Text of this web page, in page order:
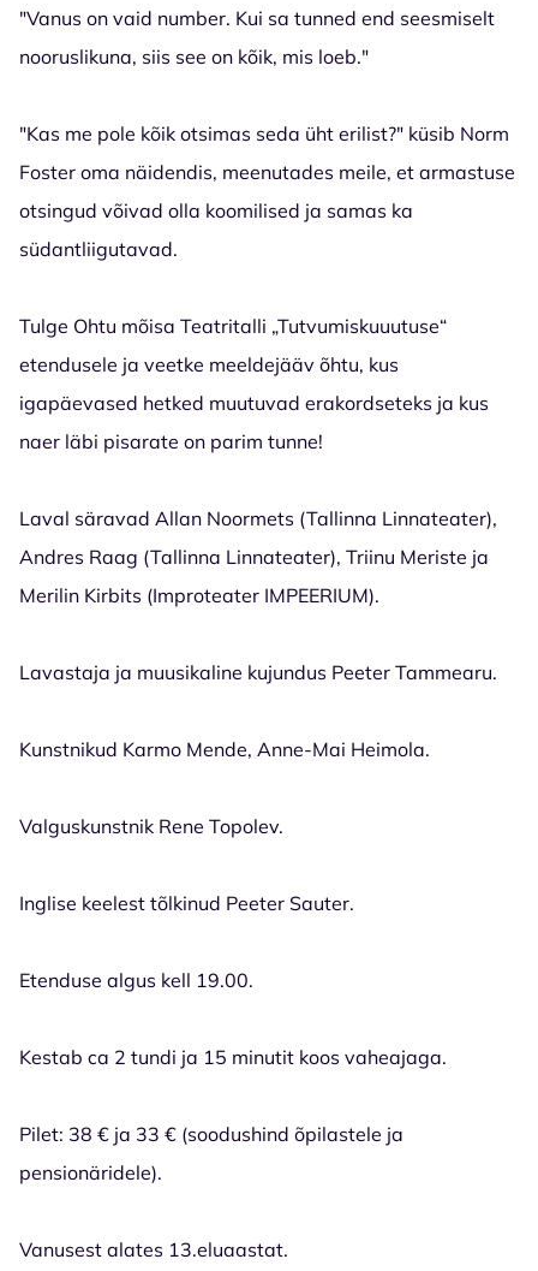
"Vanus on vaid number. Kui sa tunned end seesmiselt
nooruslikuna, siis see on kõik, mis loeb."
"Kas me pole kõik otsimas seda üht erilist?" küsib Norm
Foster oma näidendis, meenutades meile, et armastuse
otsingud võivad olla koomilised ja samas ka
südantliigutavad.
Tulge Ohtu mõisa Teatritalli „Tutvumiskuuutuse“
etendusele ja veetke meeldejääv õhtu, kus
igapäevased hetked muutuvad erakordseteks ja kus
naer läbi pisarate on parim tunne!
Laval säravad Allan Noormets (Tallinna Linnateater),
Andres Raag (Tallinna Linnateater), Triinu Meriste ja
Merilin Kirbits (Improteater IMPEERIUM).
Lavastaja ja muusikaline kujundus Peeter Tammearu.
Kunstnikud Karmo Mende, Anne-Mai Heimola.
Valguskunstnik Rene Topolev.
Inglise keelest tõlkinud Peeter Sauter.
Etenduse algus kell 19.00.
Kestab ca 2 tundi ja 15 minutit koos vaheajaga.
Pilet: 38 € ja 33 € (soodushind õpilastele ja
pensionäridele).
Vanusest alates 13.eluaastat.